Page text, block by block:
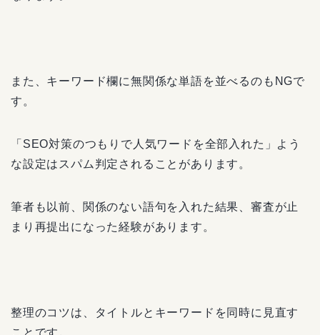
また、キーワード欄に無関係な単語を並べるのもNGで
す。
「SEO対策のつもりで人気ワードを全部入れた」よう
な設定はスパム判定されることがあります。
筆者も以前、関係のない語句を入れた結果、審査が止
まり再提出になった経験があります。
整理のコツは、タイトルとキーワードを同時に見直す
ことです。